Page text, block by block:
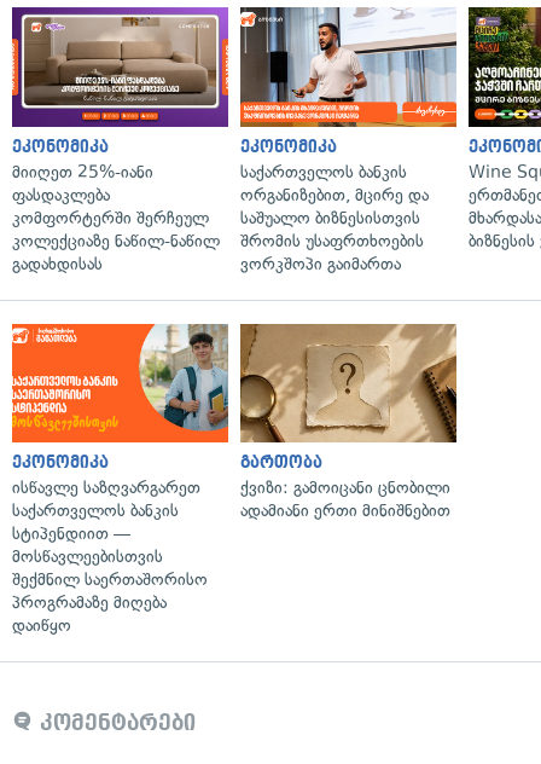
ეკონომიკა
მიიღეთ 25%-იანი
ფასდაკლება
კომფორტერში შერჩეულ
კოლექციაზე ნაწილ-ნაწილ
გადახდისას
ეკონომიკა
საქართველოს ბანკის
ორგანიზებით, მცირე და
საშუალო ბიზნესისთვის
შრომის უსაფრთხოების
ვორკშოპი გაიმართა
Wine
ეკონომიკა
ისწავლე საზღვარგარეთ
საქართველოს ბანკის
სტიპენდიით —
მოსწავლეებისთვის
შექმნილ საერთაშორისო
პროგრამაზე მიღება
დაიწყო
გართობა
ქვიზი: გამოიცანი ცნობილი
ადამიანი ერთი მინიშნებით
კომენტარები